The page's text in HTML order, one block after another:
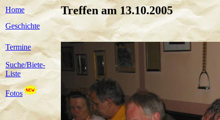
Home
Geschichte
Termine
Suche/Biete-
Liste
Fotos
Treffen am 13.10.2005